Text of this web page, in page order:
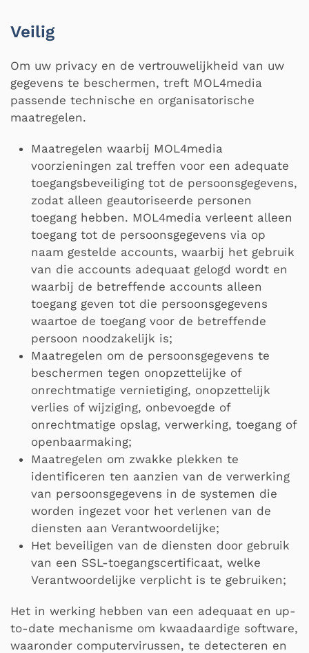
Veilig
Om uw privacy en de vertrouwelijkheid van uw
gegevens te beschermen, treft MOL4media
passende technische en organisatorische
maatregelen.
Maatregelen waarbij MOL4media
voorzieningen zal treffen voor een adequate
toegangsbeveiliging tot de persoonsgegevens,
zodat alleen geautoriseerde personen
toegang hebben. MOL4media verleent alleen
toegang tot de persoonsgegevens via op
naam gestelde accounts, waarbij het gebruik
van die accounts adequaat gelogd wordt en
waarbij de betreffende accounts alleen
toegang geven tot die persoonsgegevens
waartoe de toegang voor de betreffende
persoon noodzakelijk is;
Maatregelen om de persoonsgegevens te
beschermen tegen onopzettelijke of
onrechtmatige vernietiging, onopzettelijk
verlies of wijziging, onbevoegde of
onrechtmatige opslag, verwerking, toegang of
openbaarmaking;
Maatregelen om zwakke plekken te
identificeren ten aanzien van de verwerking
van persoonsgegevens in de systemen die
worden ingezet voor het verlenen van de
diensten aan Verantwoordelijke;
Het beveiligen van de diensten door gebruik
van een SSL-toegangscertificaat, welke
Verantwoordelijke verplicht is te gebruiken;
Het in werking hebben van een adequaat en up-
to-date mechanisme om kwaadaardige software,
waaronder computervirussen, te detecteren en